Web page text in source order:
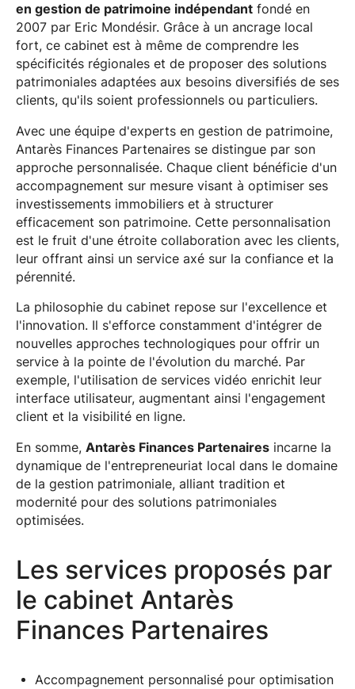
en gestion de patrimoine indépendantfondé en
2007 par Eric Mondésir. Grâce à un ancrage local
fort, ce cabinet est à même de comprendre les
spécificités régionales et de proposer des solutions
patrimoniales adaptées aux besoins diversifiés de ses
clients, qu'ils soient professionnels ou particuliers.
Avec une équipe d'experts en gestion de patrimoine,
Antarès Finances Partenaires se distingue par son
approche personnalisée. Chaque client bénéficie d'un
accompagnement sur mesure visant à optimiser ses
investissements immobiliers et à structurer
efficacement son patrimoine. Cette personnalisation
est le fruit d'une étroite collaboration avec les clients,
leur offrant ainsi un service axé sur la confiance et la
pérennité.
La philosophie du cabinet repose sur l'excellence et
l'innovation. Il s'efforce constamment d'intégrer de
nouvelles approches technologiques pour offrir un
service à la pointe de l'évolution du marché. Par
exemple, l'utilisation de services vidéo enrichit leur
interface utilisateur, augmentant ainsi l'engagement
client et la visibilité en ligne.
En somme, Antarès Finances Partenairesincarne la
dynamique de l'entrepreneuriat local dans le domaine
de la gestion patrimoniale, alliant tradition et
modernité pour des solutions patrimoniales
optimisées.
Les services proposés par
le cabinet Antarès
Finances Partenaires
Accompagnement personnalisé pour optimisation